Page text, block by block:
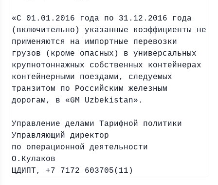
«С 01.01.2016 года по 31.12.2016 года
(включительно) указанные коэффициенты не
применяются на импортные перевозки
грузов (кроме опасных) в универсальных
крупнотоннажных собственных контейнерах
контейнерными поездами, следуемых
транзитом по Российским железным
дорогам, в «GM Uzbekistan».
Управление делами Тарифной политики
Управляющий директор
по операционной деятельности
О.Кулаков
ЦДИПТ, +7 7172 603705(11)